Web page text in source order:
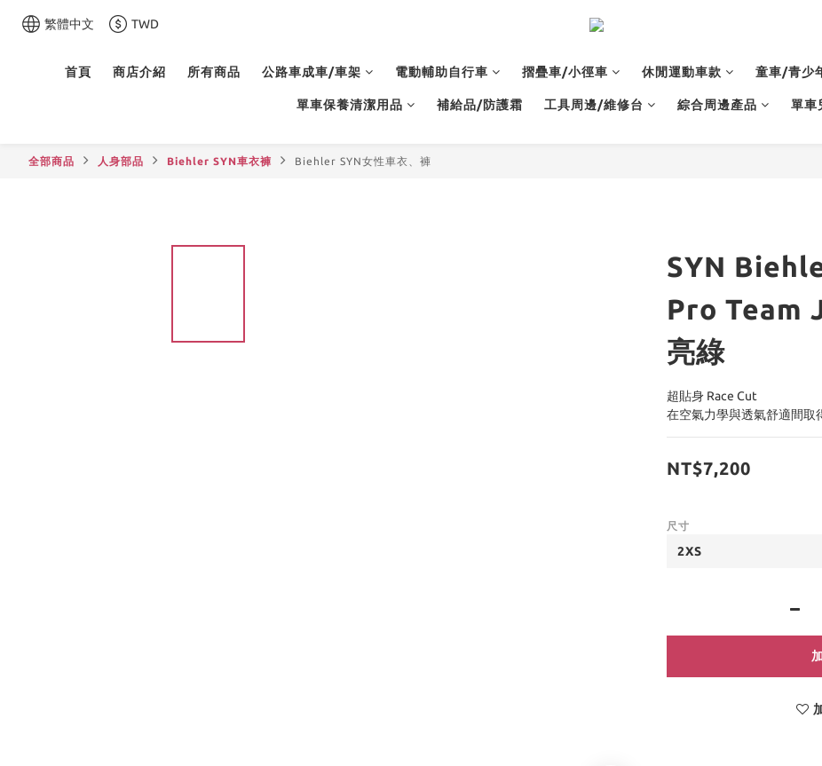
繁體中文 TWD
首頁 商店介紹 所有商品 公路車成車/車架 電動輔助自行車 摺疊車/小徑車 休閒運動車款 童車/青少
單車保養清潔用品 補給品/防護霜 工具周邊/維修台 綜合周邊產品 單車
全部商品 人身部品 Biehler SYN車衣褲 Biehler SYN女性車衣、褲
SYN
Pro Team
亮綠
超貼身 Race Cut
在空氣力學與透氣舒適間取
NT$7,200
尺寸